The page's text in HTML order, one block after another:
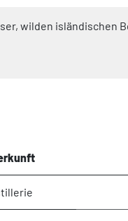
wilden isländischen